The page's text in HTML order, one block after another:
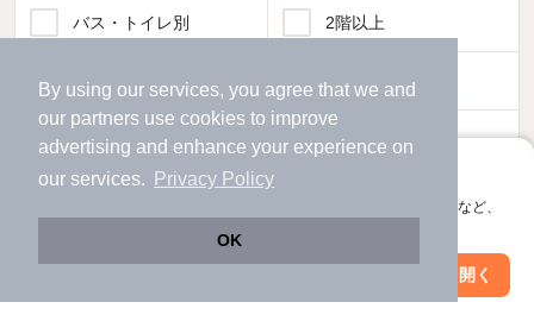
By using our services, you agree that we and
our partners use cookies to improve
advertising and enhance your experience on
our services.
Privacy Policy
OK
アプリに切り替えて、サクサクお部屋探し
会員登録なしですぐ使える。マップ検索やお気に入り保存など、
アプリを開く
バス・トイレ別 2階以上
駐車場あり ペット相談
洗濯機置場あり 独立洗面台
絞り込み条件を変更